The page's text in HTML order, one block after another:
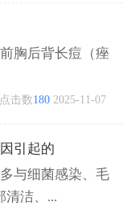
胸后背长痘（痤
点击数180 2025-11-07
引起的
与细菌感染、毛
清洁、...